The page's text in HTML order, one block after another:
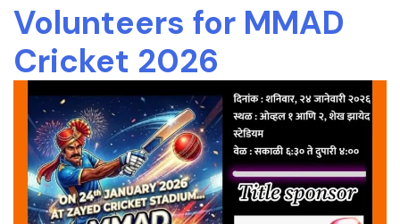
Volunteers for MMAD
Cricket 2026